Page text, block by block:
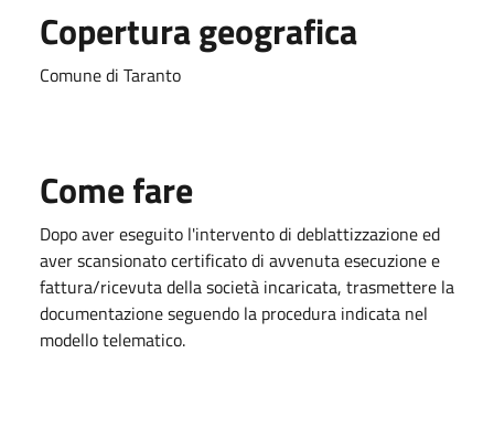
Copertura geografica
Comune di Taranto
Come fare
Dopo aver eseguito l'intervento di deblattizzazione ed
aver scansionato certificato di avvenuta esecuzione e
fattura/ricevuta della società incaricata, trasmettere la
documentazione seguendo la procedura indicata nel
modello telematico.